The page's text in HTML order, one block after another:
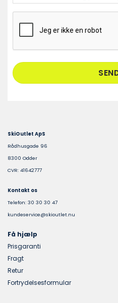
SkiOutlet ApS
Rådhusgade 96
8300 Odder
CVR: 41642777
Kontakt os
Telefon: 30 30 30 47
kundeservice@skioutlet.nu
Få hjælp
Prisgaranti
Fragt
Retur
Fortrydelsesformular